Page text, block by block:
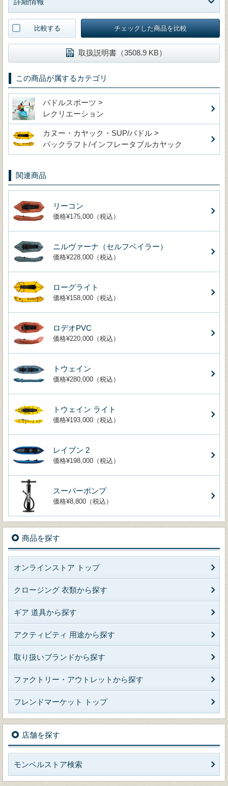
比較する チェックした商品を比較
取扱説明書（3508.9 KB）
この商品が属するカテゴリ
パドルスポーツ >
レクリエーション
カヌー・カヤック・SUP/パドル >
パックラフト/インフレータブルカヤック
関連商品
リーコン
価格¥175,000（税込）
ニルヴァーナ（セルフベイラー）
価格¥228,000（税込）
ローグライト
価格¥158,000（税込）
ロデオPVC
価格¥220,000（税込）
トウェイン
価格¥280,000（税込）
トウェイン ライト
価格¥193,000（税込）
レイブン 2
価格¥198,000（税込）
スーパーポンプ
価格¥8,800（税込）
商品を探す
オンラインストア トップ
クロージング 衣類から探す
ギア 道具から探す
アクティビティ 用途から探す
取り扱いブランドから探す
ファクトリー・アウトレットから探す
フレンドマーケット トップ
店舗を探す
モンベルストア検索